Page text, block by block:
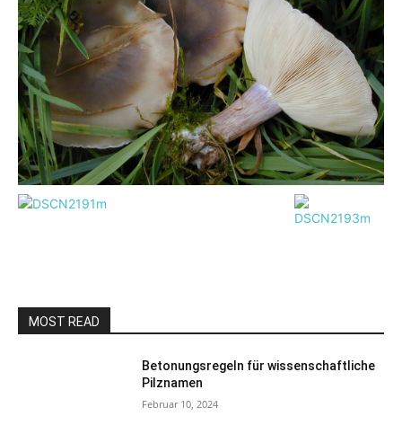
MOST READ
Betonungsregeln für wissenschaftliche
Pilznamen
Februar 10, 2024